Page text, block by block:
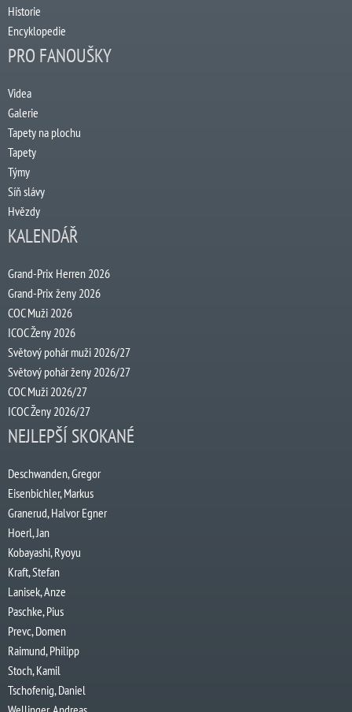
Historie
Encyklopedie
PRO FANOUŠKY
Videa
Galerie
Tapety na plochu
Tapety
Týmy
Síň slávy
Hvězdy
KALENDÁŘ
Grand-Prix Herren 2026
Grand-Prix ženy 2026
COC Muži 2026
ICOC Ženy 2026
Světový pohár muži 2026/27
Světový pohár ženy 2026/27
COC Muži 2026/27
ICOC Ženy 2026/27
NEJLEPŠÍ SKOKANÉ
Deschwanden, Gregor
Eisenbichler, Markus
Granerud, Halvor Egner
Hoerl, Jan
Kobayashi, Ryoyu
Kraft, Stefan
Lanisek, Anze
Paschke, Pius
Prevc, Domen
Raimund, Philipp
Stoch, Kamil
Tschofenig, Daniel